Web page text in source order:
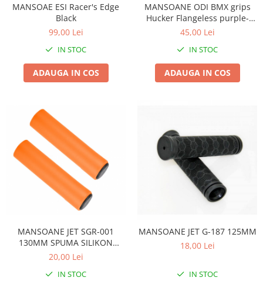
Pinioane
Roți spate
Set roți
Roți față
Schimbătoare
Schimbătoare față
Schimbătoare spate
Piese schimbătoare
Tije telescopice
Coliere tije șa
Manete tije telescopice
Piese tije sa
MANSOAE ESI Racer's Edge
Black
99,00 Lei
IN STOC
ADAUGA IN COS
MANSOANE ODI BMX grips
Hucker Flangeless purple-
white, 160mm
45,00 Lei
IN STOC
ADAUGA IN COS
MANSOANE JET SGR-001
130MM SPUMA SILIKON
PORTOCALII
20,00 Lei
IN STOC
MANSOANE JET G-187 125MM
18,00 Lei
IN STOC